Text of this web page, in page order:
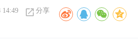
14:49 分享